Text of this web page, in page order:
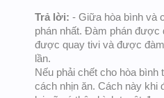
Trả lời: - Giữa hòa bình và
phán nhất. Đàm phán
được quay tivi và được
lần.
Nếu phải chết cho hòa
cách nhịn ăn. Cách này